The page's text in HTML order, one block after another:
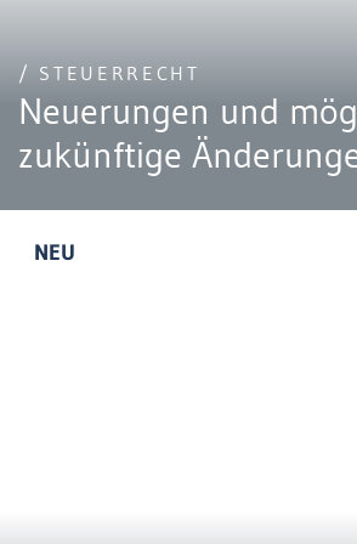
/ STEUERRECHT
Neuerungen und
zukünftige
NEU